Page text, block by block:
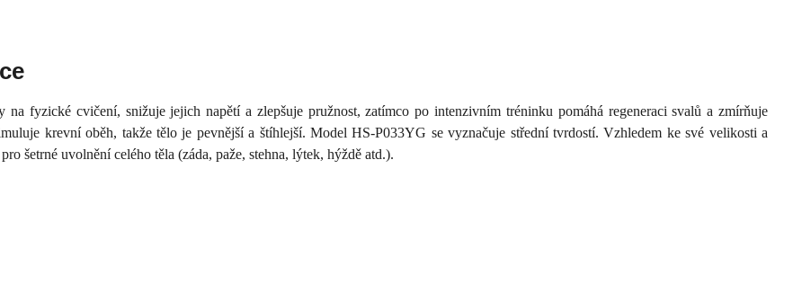
na fyzické cvičení, snižuje jejich napětí a zlepšuje pružnost, zatímco po intenzivním tréninku pomáhá regeneraci svalů a zmírňuje
krevní oběh, takže tělo je pevnější a štíhlejší. Model HS-P033YG se vyznačuje střední tvrdostí. Vzhledem ke své velikosti a
šetrné uvolnění celého těla (záda, paže, stehna, lýtek, hýždě atd.).